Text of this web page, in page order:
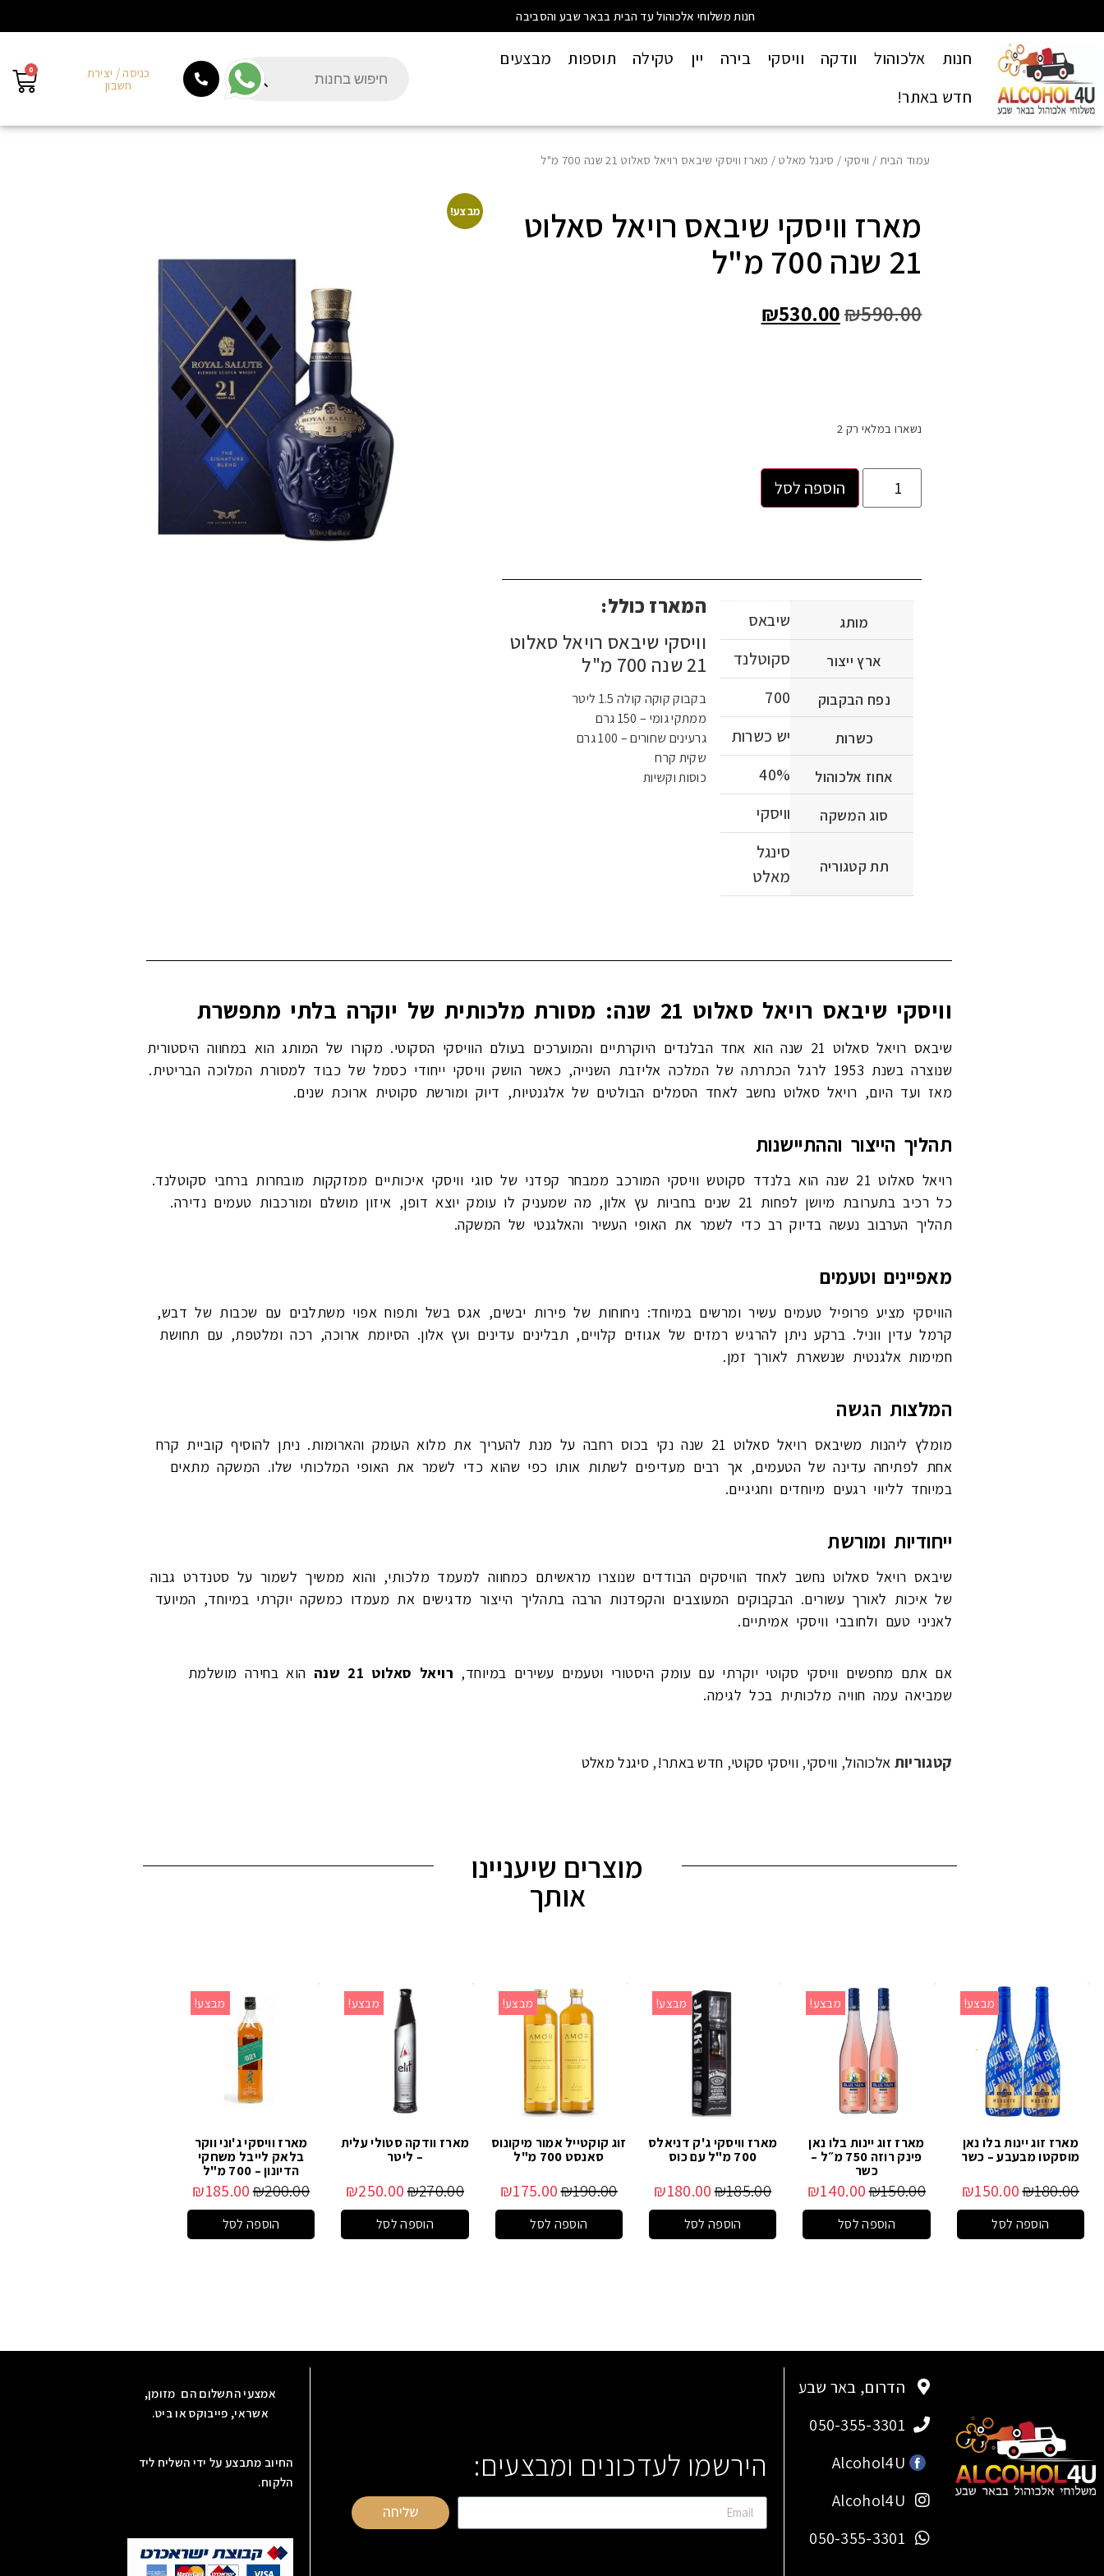
חנות משלוחי אלכוהול עד הבית בבאר שבע והסביבה
חנות אלכוהול וודקה וויסקי בירה יין טקילה תוספות
מבצעים
חדש באתר!
כניסה / יצירת
חשבון
0
עמוד הבית / וויסקי / סיגנל מאלט / מארז וויסקי שיבאס רויאל סאלוט 21 שנה 700 מ"ל
מארז וויסקי שיבאס רויאל סאלוט
21 שנה 700 מ"ל
₪590.00
₪530.00
נשארו במלאי רק 2
הוספה לסל
מותג שיבאס
ארץ ייצור סקוטלנד
נפח הבקבוק 700
כשרות יש כשרות
אחוז אלכוהול 40%
סוג המשקה וויסקי
תת קטגוריה
סינגל
מאלט
המארז כולל:
וויסקי שיבאס רויאל סאלוט
21 שנה 700 מ"ל
בקבוק קוקה קולה 1.5 ליטר
ממתקי גומי – 150 גרם
גרעינים שחורים – 100 גרם
שקית קרח
כוסות וקשיות
מבצע!
וויסקי שיבאס רויאל סאלוט 21 שנה: מסורת מלכותית של יוקרה בלתי מתפשרת
שיבאס רויאל סאלוט 21 שנה הוא אחד הבלנדים היוקרתיים והמוערכים בעולם הוויסקי הסקוטי. מקורו של המותג הוא במחווה היסטורית
שנוצרה בשנת 1953 לרגל הכתרתה של המלכה אליזבת השנייה, כאשר הושק וויסקי ייחודי כסמל של כבוד למסורת המלוכה הבריטית.
מאז ועד היום, רויאל סאלוט נחשב לאחד הסמלים הבולטים של אלגנטיות, דיוק ומורשת סקוטית ארוכת שנים.
תהליך הייצור וההתיישנות
רויאל סאלוט 21 שנה הוא בלנדד סקוטש וויסקי המורכב ממבחר קפדני של סוגי וויסקי איכותיים ממזקקות מובחרות ברחבי סקוטלנד.
כל רכיב בתערובת מיושן לפחות 21 שנים בחביות עץ אלון, מה שמעניק לו עומק יוצא דופן, איזון מושלם ומורכבות טעמים נדירה.
תהליך הערבוב נעשה בדיוק רב כדי לשמר את האופי העשיר והאלגנטי של המשקה.
מאפיינים וטעמים
הוויסקי מציע פרופיל טעמים עשיר ומרשים במיוחד: ניחוחות של פירות יבשים, אגס בשל ותפוח אפוי משתלבים עם שכבות של דבש,
קרמל עדין ווניל. ברקע ניתן להרגיש רמזים של אגוזים קלויים, תבלינים עדינים ועץ אלון. הסיומת ארוכה, רכה ומלטפת, עם תחושת
חמימות אלגנטית שנשארת לאורך זמן.
המלצות הגשה
מומלץ ליהנות משיבאס רויאל סאלוט 21 שנה נקי בכוס רחבה על מנת להעריך את מלוא העומק והארומות. ניתן להוסיף קוביית קרח
אחת לפתיחה עדינה של הטעמים, אך רבים מעדיפים לשתות אותו כפי שהוא כדי לשמר את האופי המלכותי שלו. המשקה מתאים
במיוחד לליווי רגעים מיוחדים וחגיגיים.
ייחודיות ומורשת
שיבאס רויאל סאלוט נחשב לאחד הוויסקים הבודדים שנוצרו מראשיתם כמחווה למעמד מלכותי, והוא ממשיך לשמור על סטנדרט גבוה
של איכות לאורך עשורים. הבקבוקים המעוצבים והקפדנות הרבה בתהליך הייצור מדגישים את מעמדו כמשקה יוקרתי במיוחד, המיועד
לאניני טעם ולחובבי וויסקי אמיתיים.
אם אתם מחפשים וויסקי סקוטי יוקרתי עם עומק היסטורי וטעמים עשירים במיוחד, רויאל סאלוט 21 שנה
הוא בחירה מושלמת
שמביאה עמה חוויה מלכותית בכל לגימה.
קטגוריות אלכוהול, וויסקי,וויסקי סקוטי, חדש באתר!, סיגנל מאלט
מוצרים שיעניינו
אותך
מבצע!
מארז זוג יינות בלו נאן
מוסקטו מבעבע – כשר
₪180.00
₪150.00
הוספה לסל
מבצע!
מארז זוג יינות בלו נאן
פינק רוזה 750 מ״ל –
כשר
₪150.00
₪140.00
הוספה לסל
מבצע!
מארז וויסקי ג'ק דניאלס
700 מ"ל עם כוס
₪185.00
₪180.00
הוספה לסל
מבצע!
זוג קוקטייל אמור מיקונוס
סאנסט 700 מ"ל
₪190.00
₪175.00
הוספה לסל
מבצע!
מארז וודקה סטולי עלית
– ליטר
₪270.00
₪250.00
הוספה לסל
מבצע!
מארז וויסקי ג'וני ווקר
בלאק לייבל משחקי
הדיונון – 700 מ"ל
₪200.00
₪185.00
הוספה לסל
הדרום, באר שבע
050-355-3301
Alcohol4U
Alcohol4U
050-355-3301
הירשמו לעדכונים ומבצעים:
שליחה
אמצעי התשלום הם מזומן,
אשראי, פייבוקס או ביט.
החיוב מתבצע על ידי השליח ליד
הלקוח.